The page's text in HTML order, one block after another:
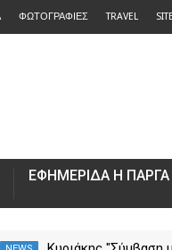
ΦΩΤΟΓΡΑΦΙΕΣ TRAVEL
ΕΦΗΜΕΡΙΔΑ Η ΠΑΡΓΑ